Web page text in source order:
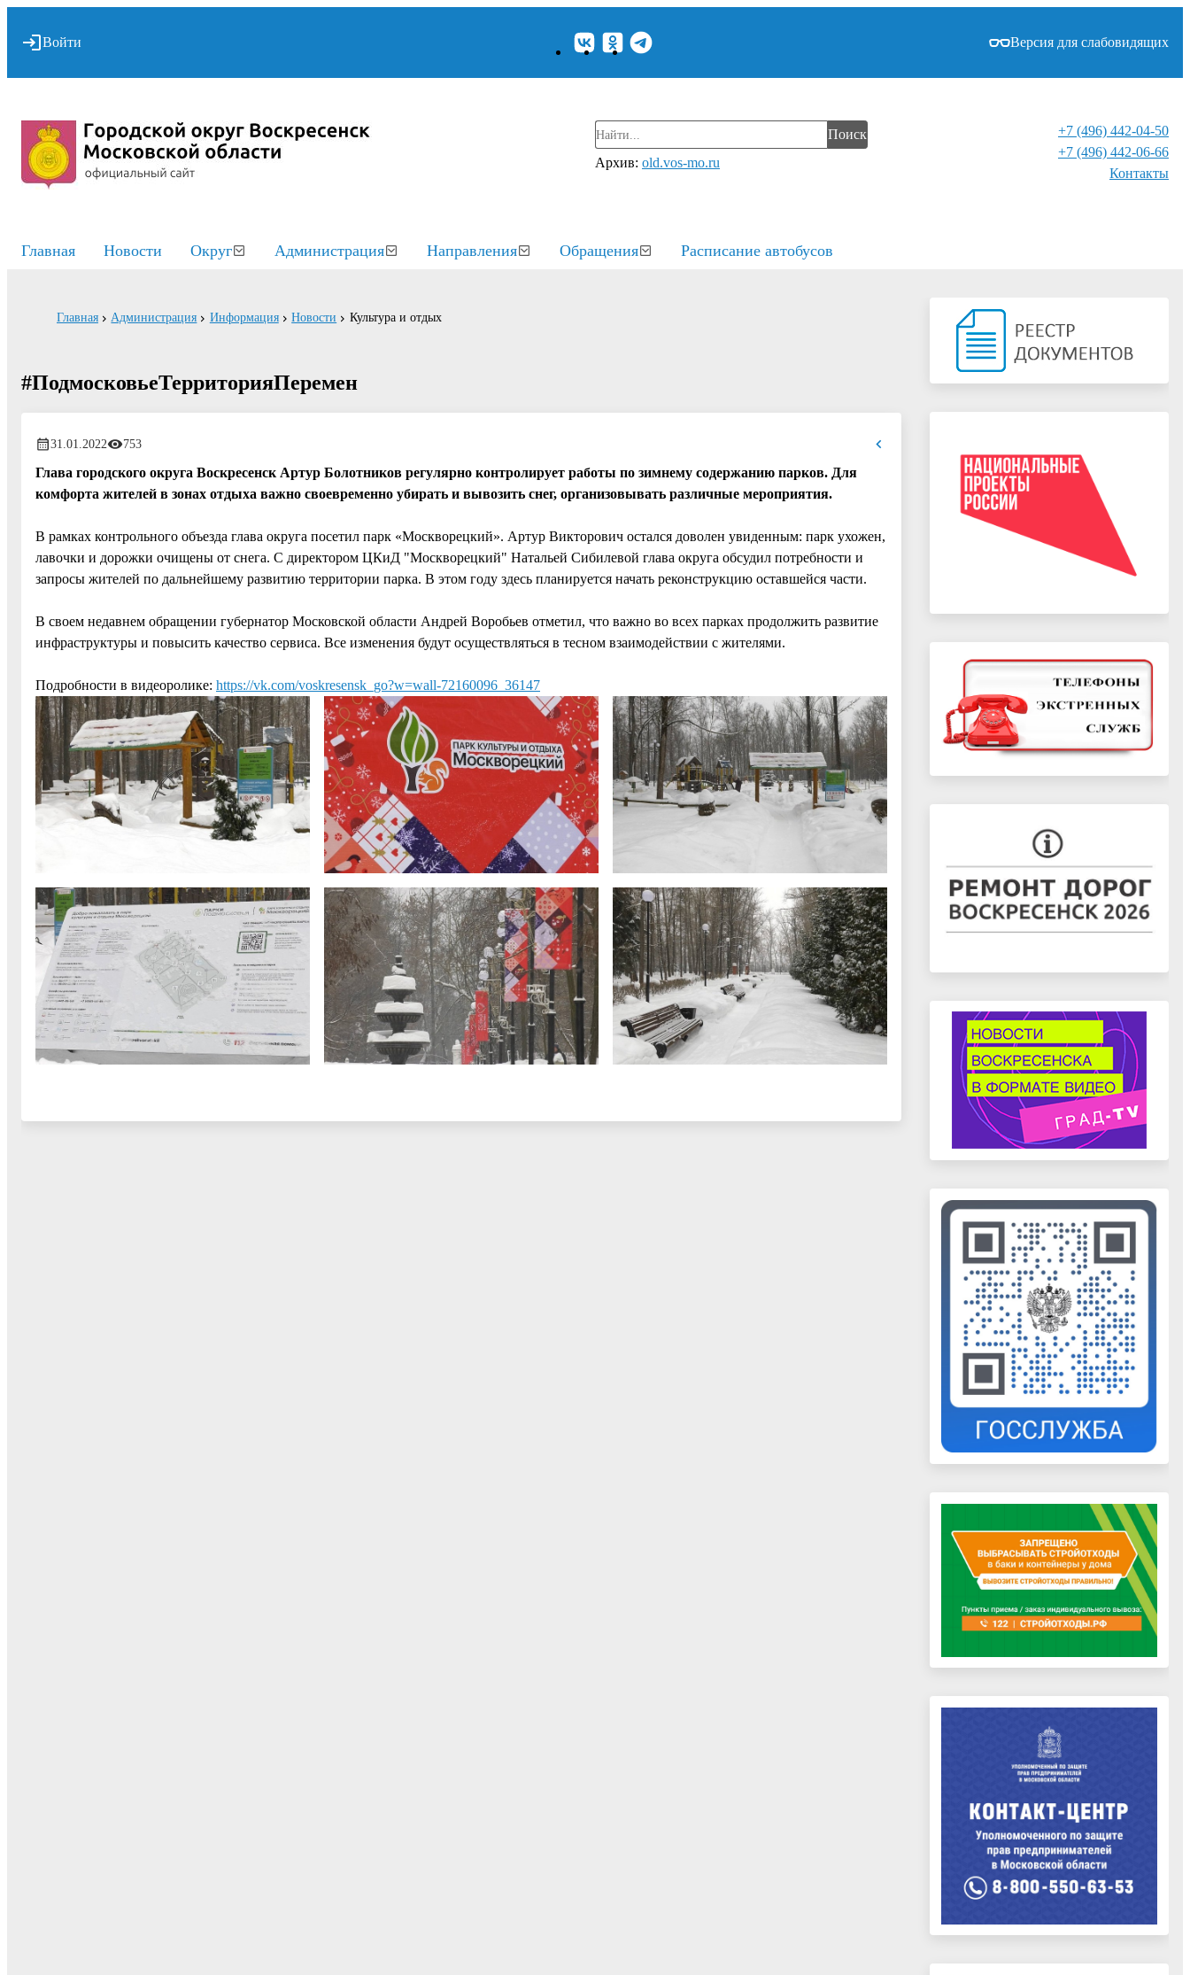
Войти Версия для слабовидящих
Поиск
Архив: old.vos-mo.ru
+7 (496) 442-04-50
+7 (496) 442-06-66
Контакты⁠
Главная Новости Округ Администрация Направления Обращения Расписание автобусов
Главная Администрация Информация Новости Культура и отдых
#ПодмосковьеТерриторияПеремен
31.01.2022 753
Глава городского округа Воскресенск Артур Болотников регулярно контролирует работы по зимнему содержанию парков. Для
комфорта жителей в зонах отдыха важно своевременно убирать и вывозить снег, организовывать различные мероприятия.
В рамках контрольного объезда глава округа посетил парк «Москворецкий». Артур Викторович остался доволен увиденным: парк ухожен,
лавочки и дорожки очищены от снега. С директором ЦКиД "Москворецкий" Натальей Сибилевой глава округа обсудил потребности и
запросы жителей по дальнейшему развитию территории парка. В этом году здесь планируется начать реконструкцию оставшейся части.
В своем недавнем обращении губернатор Московской области Андрей Воробьев отметил, что важно во всех парках продолжить развитие
инфраструктуры и повысить качество сервиса. Все изменения будут осуществляться в тесном взаимодействии с жителями.
Подробности в видеоролике: https://vk.com/voskresensk_go?w=wall-72160096_36147